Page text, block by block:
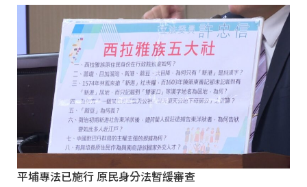
平埔專法已施行 原民身分法暫緩審查